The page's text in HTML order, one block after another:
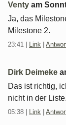
Venty am
Ja, das
Milestone 2.
23:41 Link
Dirk Deimeke
Das ist richtig,
nicht in der Liste.
05:38 Link